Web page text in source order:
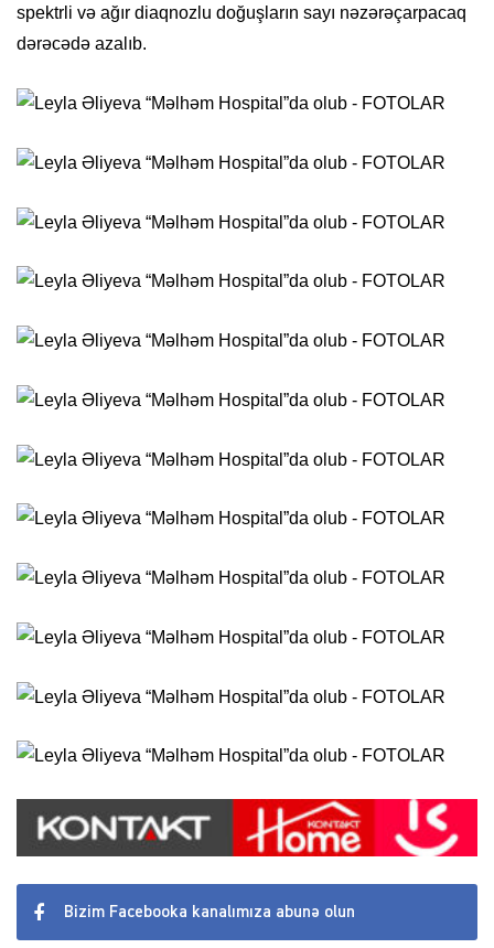
spektrli və ağır diaqnozlu doğuşların sayı nəzərəçarpacaq
dərəcədə azalıb.
Bizim Facebooka kanalımıza abunə olun